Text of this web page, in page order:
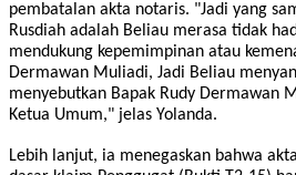
pembatalan akta notaris. "Jadi yang
Rusdiah adalah Beliau merasa tidak
mendukung kepemimpinan atau
Dermawan Muliadi, Jadi Beliau
menyebutkan Bapak Rudy Dermawan
Ketua Umum," jelas Yolanda.
Lebih lanjut, ia menegaskan bahwa